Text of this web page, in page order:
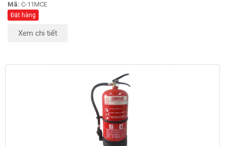
Mã: C-11MCE
Đặt hàng
Xem chi tiết